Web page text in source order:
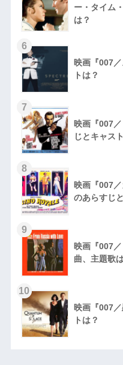
ー・タイム
は？
6
映画『007
トは？
7
映画『007
じとキャス
8
映画『007
のあらすじ
9
映画『007
曲、主題歌
10
映画『007
トは？